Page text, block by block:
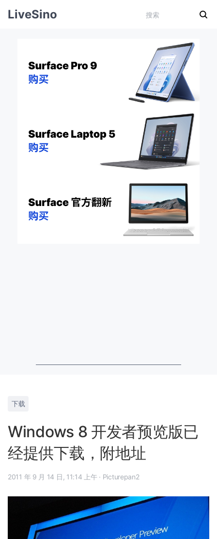
LiveSino
下载
Windows 8 开发者预览版已
经提供下载，附地址
2011 年 9 月 14 日, 11:14 上午 · Picturepan2